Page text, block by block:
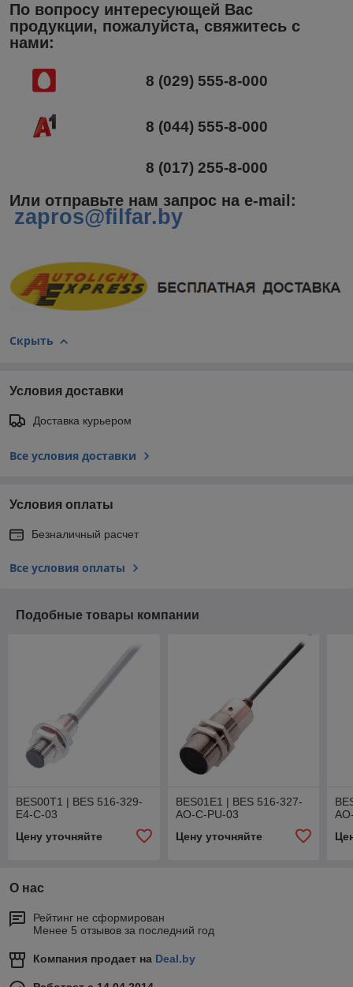
По вопросу интересующей Вас
продукции, пожалуйста, свяжитесь с
нами:
8 (029) 555-8-000
8 (044) 555-8-000
8 (017) 255-8-000
Или отправьте нам запрос на e-mail :
zapros@filfar.by
Скрыть
Условия доставки
Доставка курьером
Все условия доставки
Условия оплаты
Безналичный расчет
Все условия оплаты
Подобные товары компании
BES00T1 | BES 516-329-
E4-C-03
Цену уточняйте
BES01E1 | BES 516-327-
AO-C-PU-03
Цену уточняйте
О нас
Рейтинг не сформирован
Менее 5 отзывов за последний год
Компания продает на Deal.by